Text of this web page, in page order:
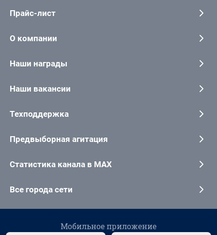
Прайс-лист
О компании
Наши награды
Наши вакансии
Техподдержка
Предвыборная агитация
Статистика канала в MAX
Все города сети
Мобильное приложение